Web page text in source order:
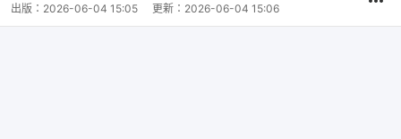
出版： 2026-06-04 15:05 更新： 2026-06-04 15:06